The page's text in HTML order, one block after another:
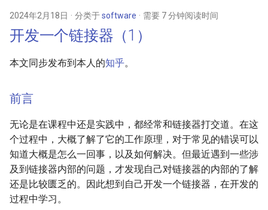
2024年2月18日 分类于software 需要 7 分钟阅读时间
开发一个链接器（1）
本文同步发布到本人的知乎。
前言
无论是在课程中还是实践中，都经常和链接器打交道。在这
个过程中，大概了解了它的工作原理，对于常见的错误可以
知道大概是怎么一回事，以及如何解决。但最近遇到一些涉
及到链接器内部的问题，才发现自己对链接器的内部的了解
还是比较匮乏的。因此想到自己开发一个链接器，在开发的
过程中学习。